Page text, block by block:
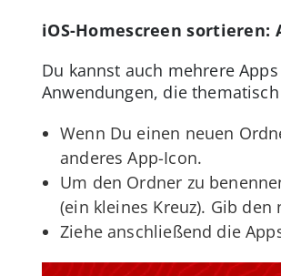
iOS-Homescreen sortieren:
Du kannst auch mehrere
Anwendungen, die
Wenn Du einen neuen
anderes App-Icon.
Um den Ordner zu
(ein kleines Kreuz). Gib
Ziehe anschließend die